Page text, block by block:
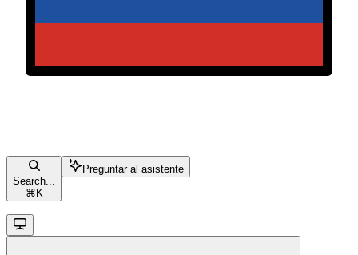
Search...
⌘ K
Preguntar al asistente